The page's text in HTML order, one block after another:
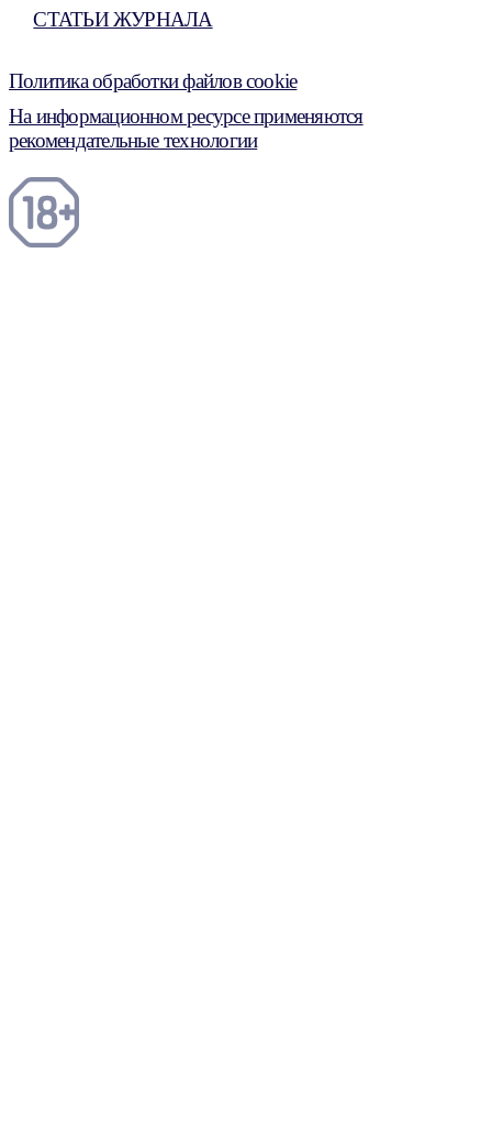
СТАТЬИ ЖУРНАЛА
Политика обработки файлов cookie
На информационном ресурсе применяются
рекомендательные технологии